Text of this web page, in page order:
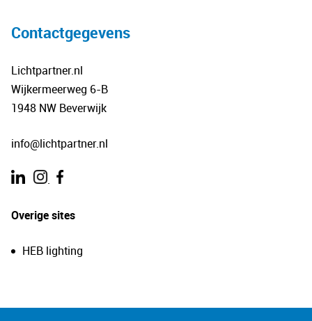
Contactgegevens
Lichtpartner.nl
Wijkermeerweg 6-B
1948 NW Beverwijk
info@lichtpartner.nl
.
Overige sites
HEB lighting